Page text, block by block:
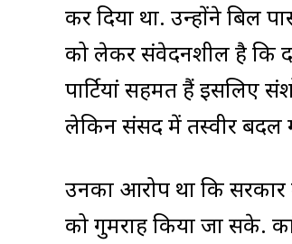
कर दिया था. उन्होंने बिल
को लेकर संवेदनशील है कि
पार्टियां सहमत हैं इसलिए
लेकिन संसद में तस्वीर बदल
उनका आरोप था कि सरकार
को गुमराह किया जा सके.